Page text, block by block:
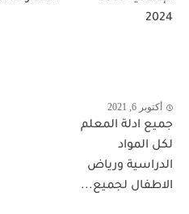
2024
أكتوبر 6, 2021
جميع ادلة المعلم
لكل المواد
الدراسية ورياض
الاطفال لجميع...